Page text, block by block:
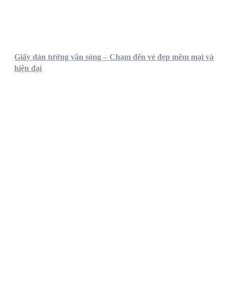
Giấy dán tường vân sóng – Chạm đến vẻ đẹp mềm mại và
hiện đại